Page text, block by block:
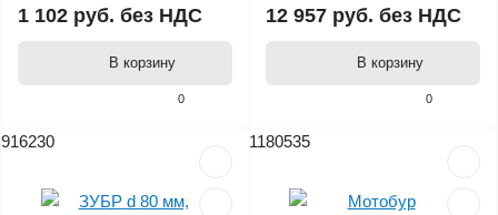
0
1 102 руб. без НДС
В корзину
0
12 957 руб. без НДС
В корзину
916230 1180535